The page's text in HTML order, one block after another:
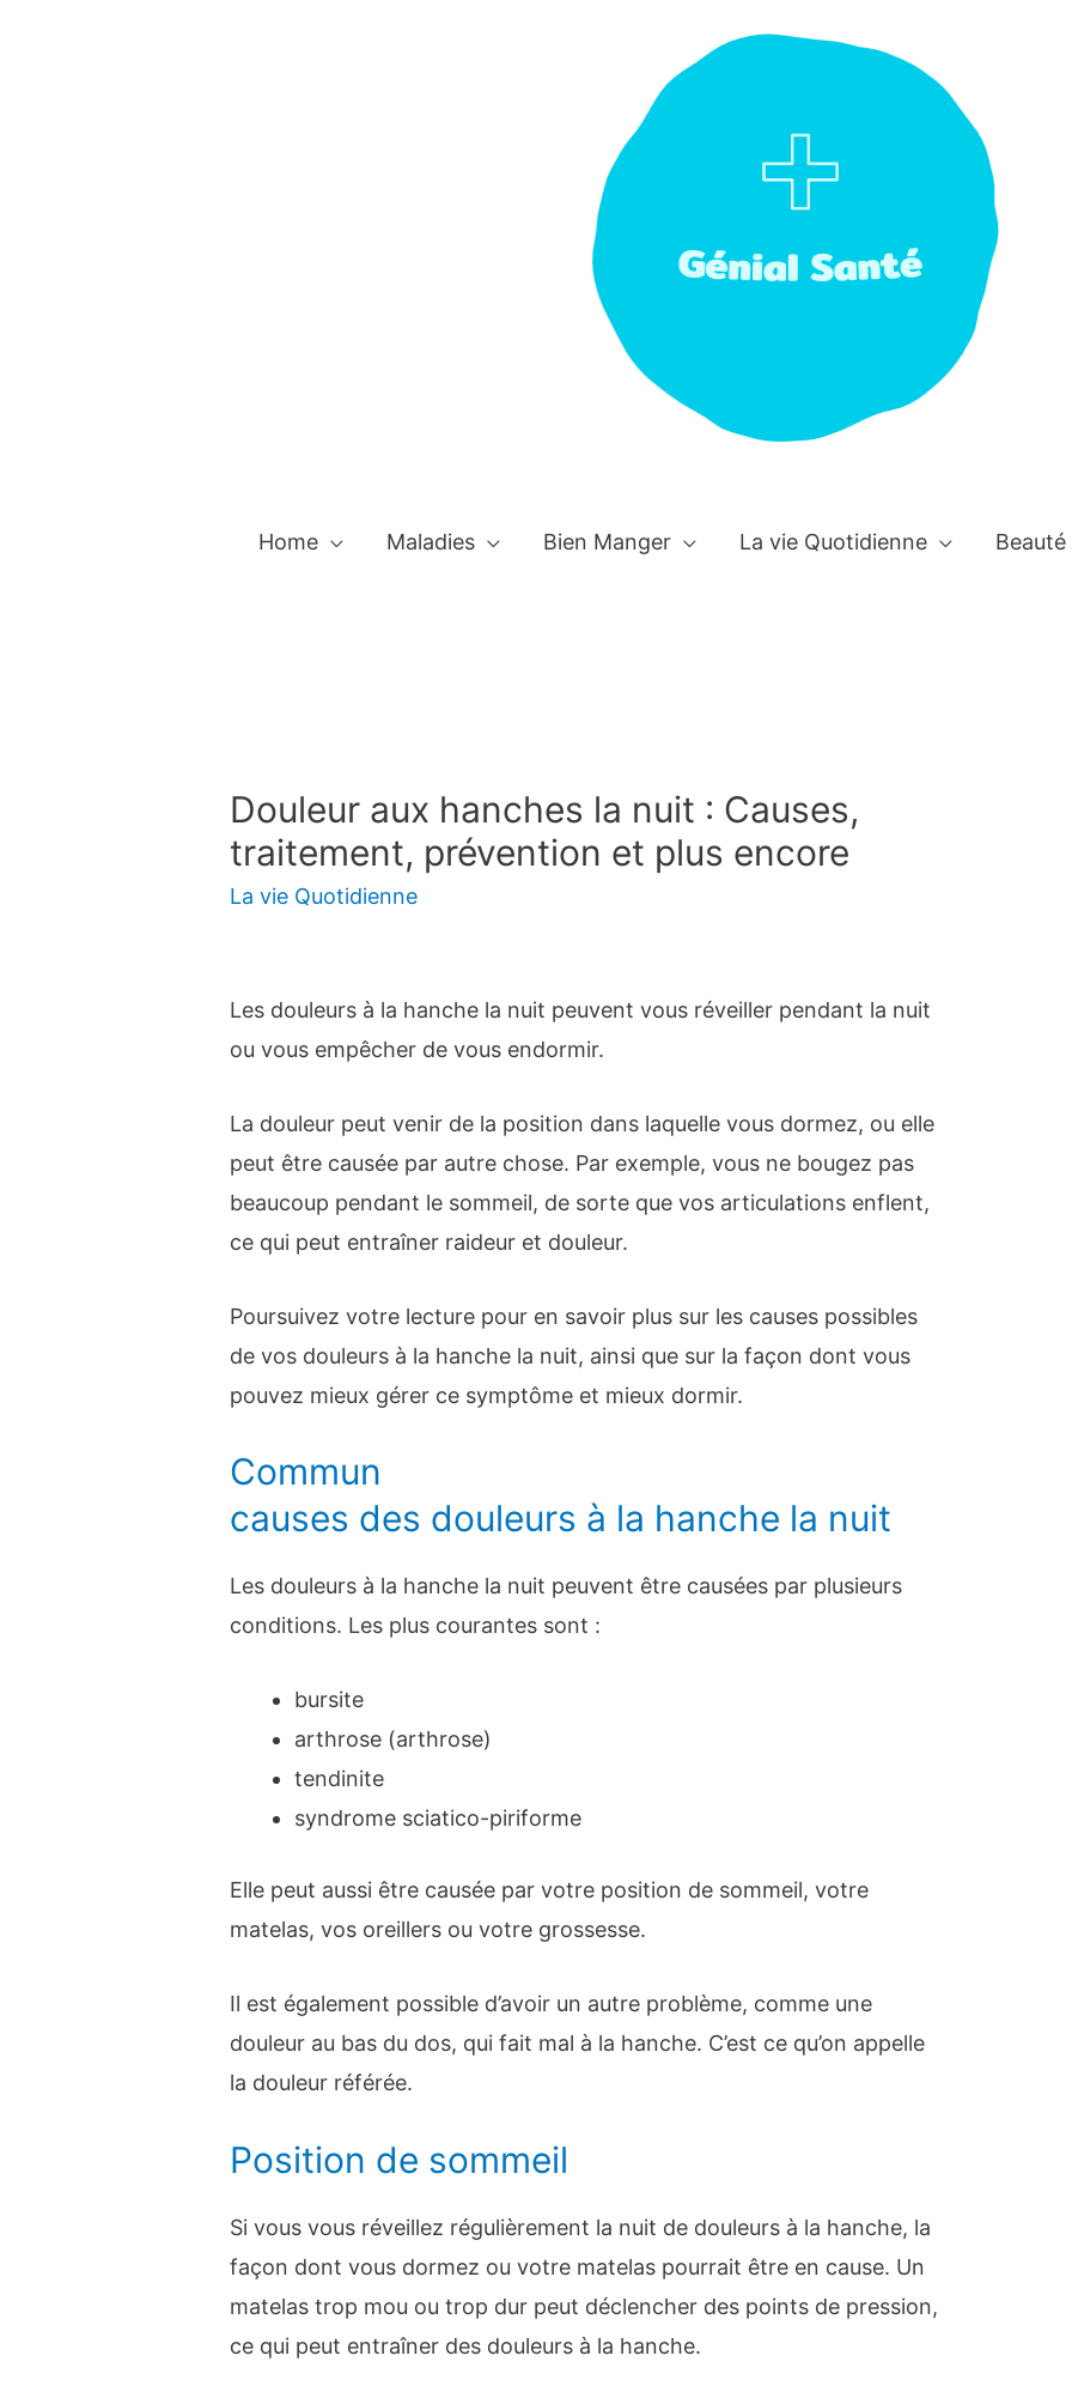
Home Maladies Bien Manger La vie Quotidienne Beauté
Douleur aux hanches la nuit : Causes,
traitement, prévention et plus encore
La vie Quotidienne
Les douleurs à la hanche la nuit peuvent vous réveiller pendant la nuit
ou vous empêcher de vous endormir.
La douleur peut venir de la position dans laquelle vous dormez, ou elle
peut être causée par autre chose. Par exemple, vous ne bougez pas
beaucoup pendant le sommeil, de sorte que vos articulations enflent,
ce qui peut entraîner raideur et douleur.
Poursuivez votre lecture pour en savoir plus sur les causes possibles
de vos douleurs à la hanche la nuit, ainsi que sur la façon dont vous
pouvez mieux gérer ce symptôme et mieux dormir.
Commun
causes des douleurs à la hanche la nuit
Les douleurs à la hanche la nuit peuvent être causées par plusieurs
conditions. Les plus courantes sont :
bursite
arthrose (arthrose)
tendinite
syndrome sciatico-piriforme
Elle peut aussi être causée par votre position de sommeil, votre
matelas, vos oreillers ou votre grossesse.
Il est également possible d’avoir un autre problème, comme une
douleur au bas du dos, qui fait mal à la hanche. C’est ce qu’on appelle
la douleur référée.
Position de sommeil
Si vous vous réveillez régulièrement la nuit de douleurs à la hanche, la
façon dont vous dormez ou votre matelas pourrait être en cause. Un
matelas trop mou ou trop dur peut déclencher des points de pression,
ce qui peut entraîner des douleurs à la hanche.